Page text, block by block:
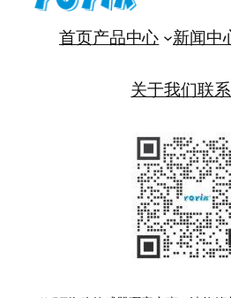
首页产品中心 新闻中
关于我们联